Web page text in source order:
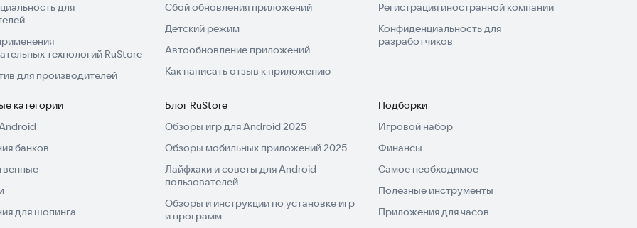
для
технологий RuStore
для производителей
Сбой обновления приложений
Детский режим
Автообновление приложений
Как написать отзыв к приложению
Регистрация иностранной компании
Конфиденциальность для
разработчиков
категории
банков
для шопинга
Блог RuStore
Обзоры игр для Android 2025
Обзоры мобильных приложений 2025
Лайфхаки и советы для Android-
пользователей
Обзоры и инструкции по установке игр
и программ
Подборки
Игровой набор
Финансы
Самое необходимое
Полезные инструменты
Приложения для часов